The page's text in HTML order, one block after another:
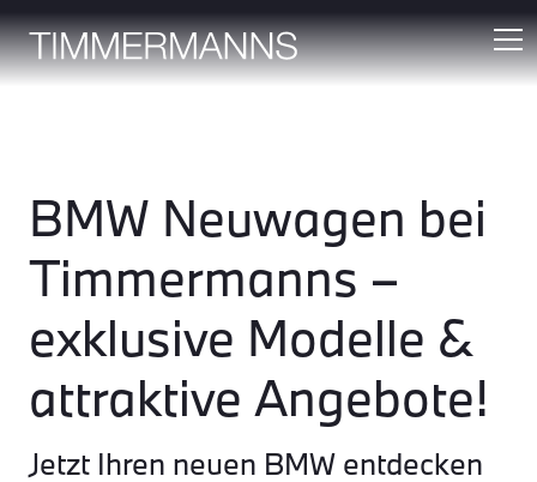
BMW Neuwagen bei
Timmermanns –
exklusive Modelle &
attraktive Angebote!
Jetzt Ihren neuen BMW entdecken